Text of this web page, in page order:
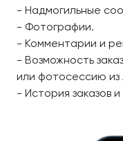
- Надмогильные
- Фотографии.
- Комментарии и
- Возможность
или фотосессию
- История заказов